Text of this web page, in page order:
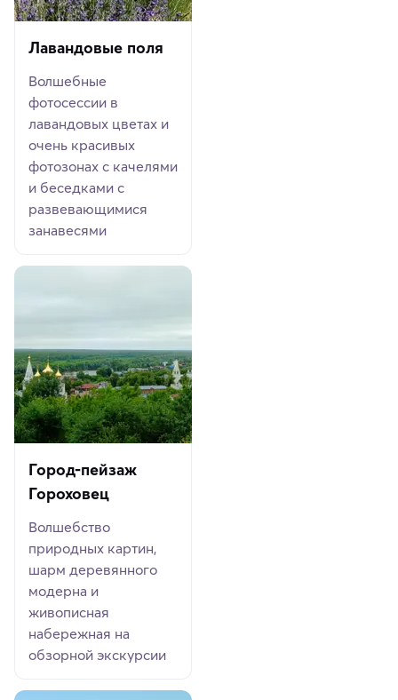
Лавандовые поля
Волшебные
фотосессии в
лавандовых цветах и
очень красивых
фотозонах с качелями
и беседками с
развевающимися
занавесями
Город-пейзаж
Гороховец
Волшебство
природных картин,
шарм деревянного
модерна и
живописная
набережная на
обзорной экскурсии